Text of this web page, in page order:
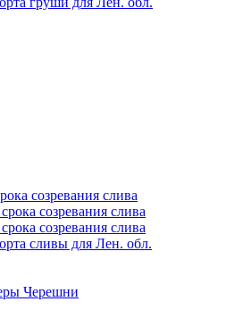
созревания слива
созревания слива
созревания слива
сливы для Лен. обл.
Черешни